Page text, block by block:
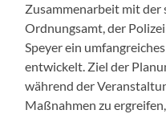
Zusammenarbeit mit der
Ordnungsamt, der
Speyer ein
entwickelt. Ziel der
während der
Maßnahmen zu